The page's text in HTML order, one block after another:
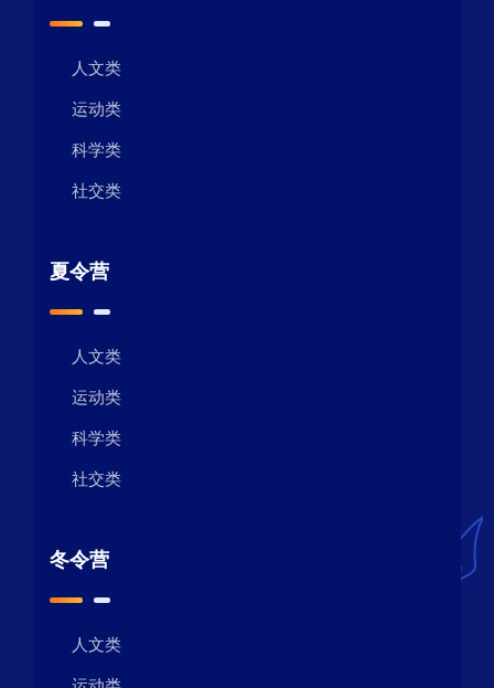
人文类
运动类
科学类
社交类
夏令营
人文类
运动类
科学类
社交类
冬令营
人文类